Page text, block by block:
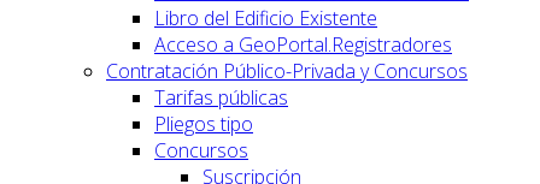
Libro del Edificio Existente
Acceso a GeoPortal.Registradores
Contratación Público-Privada y Concursos
Tarifas públicas
Pliegos tipo
Concursos
Suscripción